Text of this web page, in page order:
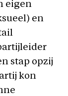
eigen
en
stap opzij
kon